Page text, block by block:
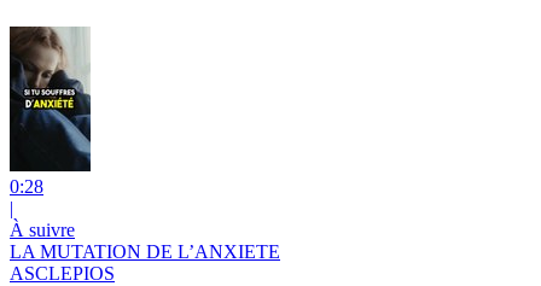
0:28
|
À suivre
LA MUTATION DE L’ANXIETE
ASCLEPIOS